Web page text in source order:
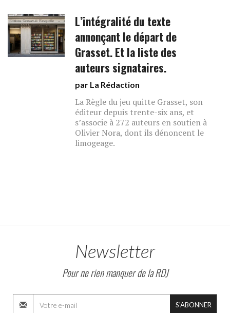
L’intégralité du texte
annonçant le départ de
Grasset. Et la liste des
auteurs signataires.
par La Rédaction
La Règle du jeu quitte Grasset, son
éditeur depuis trente-six ans, et
s’associe à 272 auteurs en soutien à
Olivier Nora, dont ils dénoncent le
limogeage.
Newsletter
Pour ne rien manquer de la RDJ
S'ABONNER